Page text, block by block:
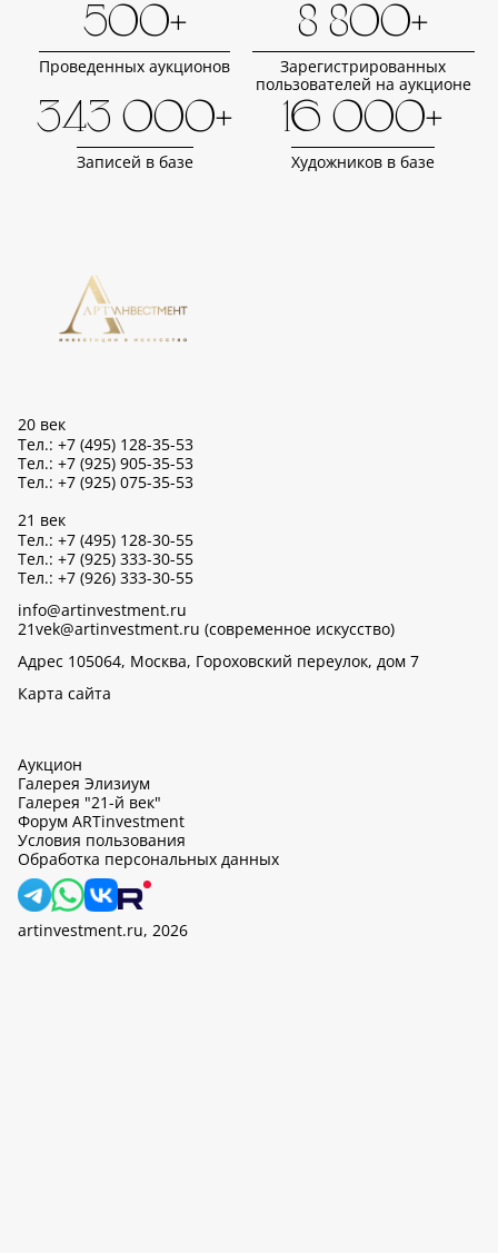
500+
Проведенных аукционов
8 800+
Зарегистрированных
пользователей на аукционе
343 000+
Записей в базе
16 000+
Художников в базе
20 век
Тел.: +7 (495) 128-35-53
Тел.: +7 (925) 905-35-53
Тел.: +7 (925) 075-35-53
21 век
Тел.: +7 (495) 128-30-55
Тел.: +7 (925) 333-30-55
Тел.: +7 (926) 333-30-55
info@artinvestment.ru
21vek@artinvestment.ru (современное искусство)
Адрес 105064, Москва, Гороховский переулок, дом 7
Карта сайта
Аукцион
Галерея Элизиум
Галерея "21-й век"
Форум ARTinvestment
Условия пользования
Обработка персональных данных
artinvestment.ru, 2026